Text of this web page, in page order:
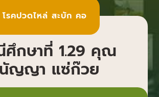
โรคปวดไหล่ สะบัก คอ
กษาที่ 1.29 คุณ
ญญา แซ่ก๊วย